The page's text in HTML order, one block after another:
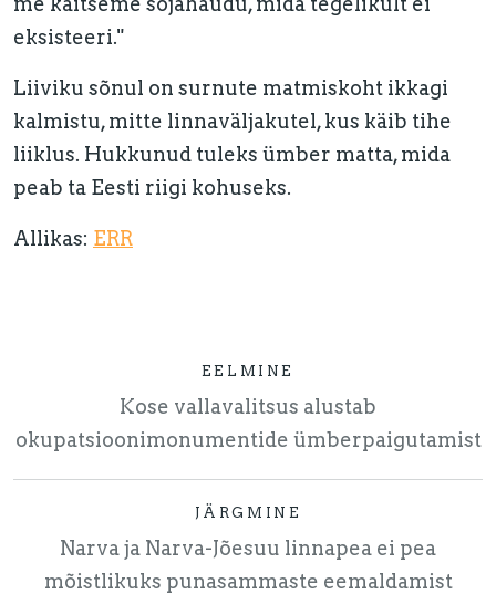
eksisteeri."
Liiviku sõnul on surnute matmiskoht ikkagi
kalmistu, mitte linnaväljakutel, kus käib tihe
liiklus. Hukkunud tuleks ümber matta, mida
peab ta Eesti riigi kohuseks.
Allikas: ERR
EELMINE
Kose vallavalitsus alustab
okupatsioonimonumentide ümberpaigutamist
JÄRGMINE
Narva ja Narva-Jõesuu linnapea ei pea
mõistlikuks punasammaste eemaldamist